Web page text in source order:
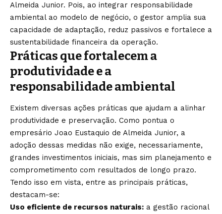
Almeida Junior. Pois, ao integrar responsabilidade
ambiental ao modelo de negócio, o gestor amplia sua
capacidade de adaptação, reduz passivos e fortalece a
sustentabilidade financeira da operação.
Práticas que fortalecem a
produtividade e a
responsabilidade ambiental
Existem diversas ações práticas que ajudam a alinhar
produtividade e preservação. Como pontua o
empresário Joao Eustaquio de Almeida Junior, a
adoção dessas medidas não exige, necessariamente,
grandes investimentos iniciais, mas sim planejamento e
comprometimento com resultados de longo prazo.
Tendo isso em vista, entre as principais práticas,
destacam-se:
Uso eficiente de recursos naturais: a gestão racional